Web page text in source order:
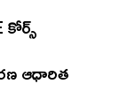
కోర్స్
ఆధారిత